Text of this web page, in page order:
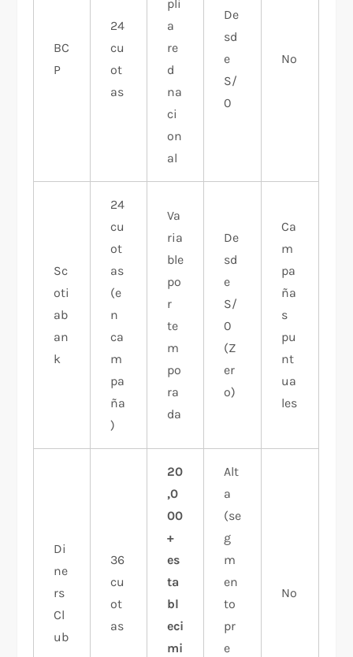
BC
P
24
cu
ot
as
pli
a
re
d
na
ci
on
al
De
sd
e
S/
0
No
Sc
oti
ab
an
k
24
cu
ot
as
(e
n
ca
m
pa
ña
)
Va
ria
ble
po
r
te
m
po
ra
da
De
sd
e
S/
0
(Z
er
o)
Ca
m
pa
ña
s
pu
nt
ua
les
Di
ne
rs
Cl
ub
36
cu
ot
as
20
,0
00
+
es
ta
bl
eci
mi
Alt
a
(se
g
m
en
to
pr
e
No